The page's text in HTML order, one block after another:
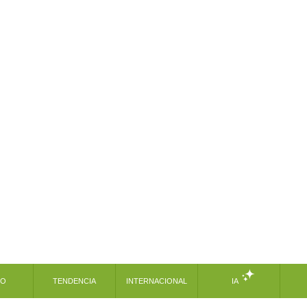
TENDENCIA INTERNACIONAL IA